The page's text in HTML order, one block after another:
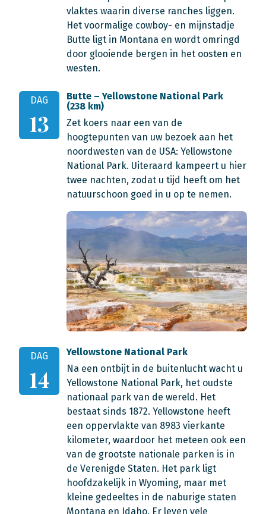
vlaktes waarin diverse ranches liggen.
Het voormalige cowboy- en mijnstadje
Butte ligt in Montana en wordt omringd
door glooiende bergen in het oosten en
westen.
DAG
13
Butte – Yellowstone National Park
(238 km)
Zet koers naar een van de
hoogtepunten van uw bezoek aan het
noordwesten van de USA: Yellowstone
National Park. Uiteraard kampeert u hier
twee nachten, zodat u tijd heeft om het
natuurschoon goed in u op te nemen.
DAG
14
Yellowstone National Park
Na een ontbijt in de buitenlucht wacht u
Yellowstone National Park, het oudste
nationaal park van de wereld. Het
bestaat sinds 1872. Yellowstone heeft
een oppervlakte van 8983 vierkante
kilometer, waardoor het meteen ook een
van de grootste nationale parken is in
de Verenigde Staten. Het park ligt
hoofdzakelijk in Wyoming, maar met
kleine gedeeltes in de naburige staten
Montana en Idaho. Er leven vele